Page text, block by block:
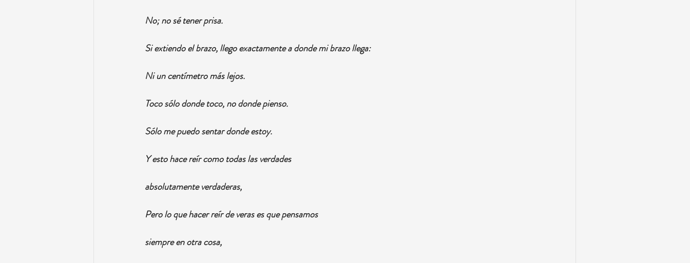
No; no sé tener prisa.
Si extiendo el brazo, llego exactamente a donde mi brazo llega:
Ni un centímetro más lejos.
Toco sólo donde toco, no donde pienso.
Sólo me puedo sentar donde estoy.
Y esto hace reír como todas las verdades
absolutamente verdaderas,
Pero lo que hacer reír de veras es que pensamos
siempre en otra cosa,